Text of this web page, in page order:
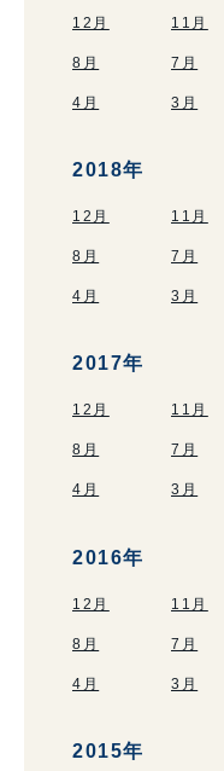
12月 11月
8月 7月
4月 3月
2018年
12月 11月
8月 7月
4月 3月
2017年
12月 11月
8月 7月
4月 3月
2016年
12月 11月
8月 7月
4月 3月
2015年